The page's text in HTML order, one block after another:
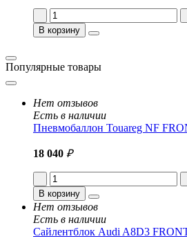
В корзину
Популярные товары
Нет отзывов
Есть в наличии
Пневмобаллон Touareg NF
18 040 ₽
В корзину
Нет отзывов
Есть в наличии
Сайлентблок Audi A8D3